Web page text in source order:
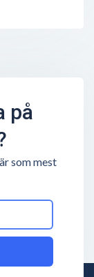
på
som mest